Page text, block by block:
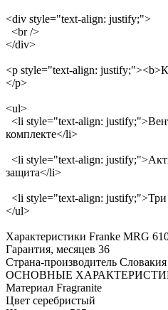
<div style="text-align: justify;">
<br />
</div>
<p style="text-align:
</p>
<ul>
<li style="text-align:
комплекте</li>
<li style="text-align:
защита</li>
<li style="text-align: justify;">Три
</ul>
Характеристики Franke MRG
Гарантия, месяцев 36
Страна-производитель Словакия
ОСНОВНЫЕ
Материал Fragranite
Цвет серебристый